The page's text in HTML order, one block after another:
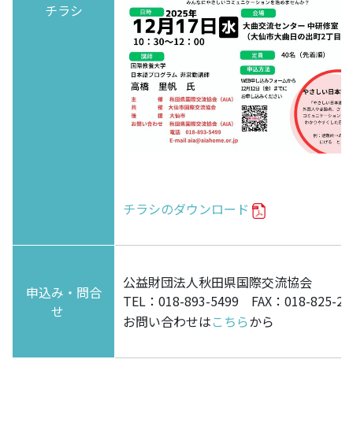
チラシ
チラシのダウンロード
申込み・問合
せ
公益財団法人秋田県国際交流協会
TEL：018-893-5499 FAX：018-825-
お問い合わせはこちらから